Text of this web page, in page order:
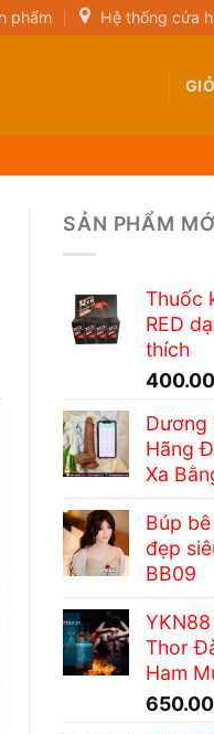
phẩm Hệ thống cửa
SẢN PHẨM
Thuốc
RED
thích
Dương
Hãng
Xa
Búp
đẹp
BB09
Thor
Ham